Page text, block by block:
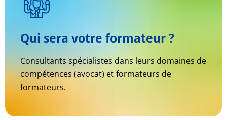
Qui sera votre formateur ?
Consultants spécialistes dans leurs domaines de
compétences (avocat) et formateurs de
formateurs.